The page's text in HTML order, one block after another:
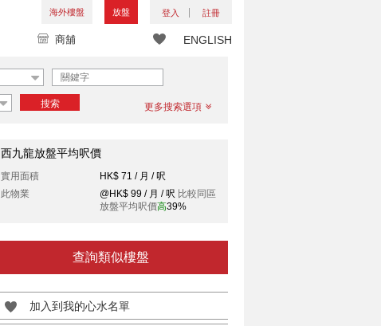
海外樓盤 放盤 登入 註冊
ENGLISH
商舖
搜索 更多搜索選項
西九龍放盤平均呎價
實用面積
HK$ 71 / 月 / 呎
此物業
@HK$ 99 / 月 / 呎 比較同區
放盤平均呎價高39%
查詢類似樓盤
加入到我的心水名單